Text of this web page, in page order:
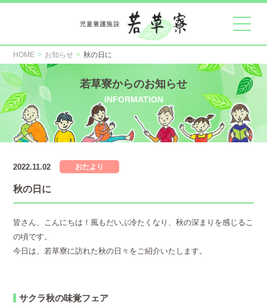
HOME お知らせ 秋の日に
若草寮からのお知らせ
INFORMATION
2022.11.02 おたより
秋の日に
皆さん、こんにちは！風もだいぶ冷たくなり、秋の深まりを感じるこ
の頃です。
今日は、若草寮に訪れた秋の日々をご紹介いたします。
サクラ秋の味覚フェア